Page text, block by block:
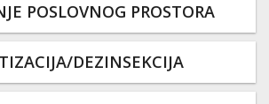
POSLOVNOG PROSTORA
DEZINSEKCIJA